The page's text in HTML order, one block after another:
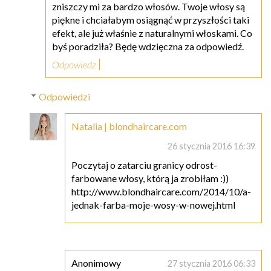
zniszczy mi za bardzo włosów. Twoje włosy są
piękne i chciałabym osiągnąć w przyszłości taki
efekt, ale już właśnie z naturalnymi włoskami. Co
byś poradziła? Będę wdzięczna za odpowiedź.
Odpowiedz
Odpowiedzi
Natalia | blondhaircare.com
26 stycznia 2016 16:39
Poczytaj o zatarciu granicy odrost-
farbowane włosy, którą ja zrobiłam :))
http://www.blondhaircare.com/2014/10/a-
jednak-farba-moje-wosy-w-nowej.html
Anonimowy 27 stycznia 2016 06:33